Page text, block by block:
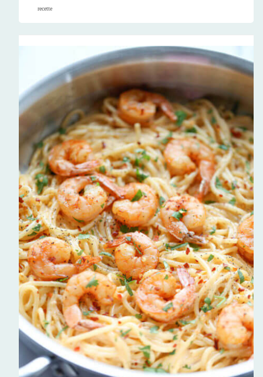
recette